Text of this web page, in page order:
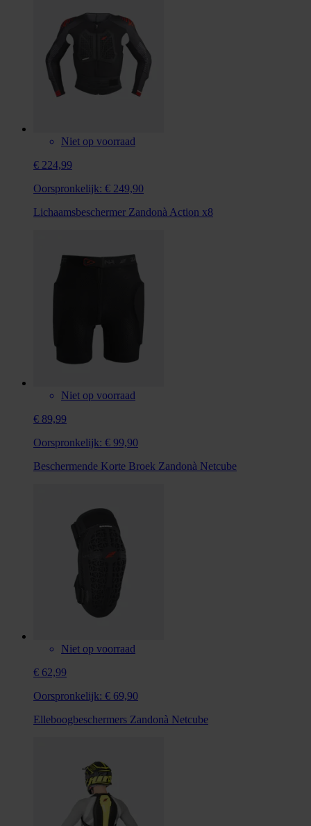
Niet op voorraad
€ 224,99
Oorspronkelijk: € 249,90
Lichaamsbeschermer Zandonà Action x8
Niet op voorraad
€ 89,99
Oorspronkelijk: € 99,90
Beschermende Korte Broek Zandonà Netcube
Niet op voorraad
€ 62,99
Oorspronkelijk: € 69,90
Elleboogbeschermers Zandonà Netcube